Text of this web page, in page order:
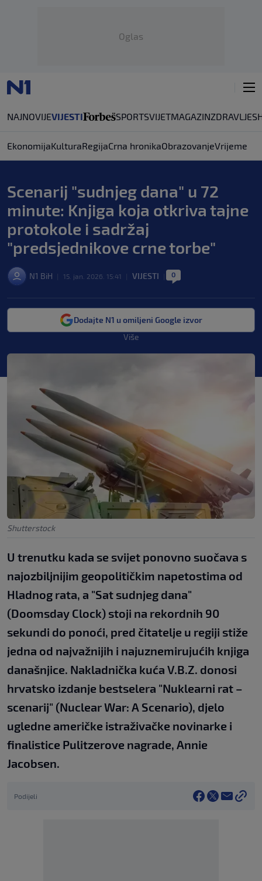
Oglas
NAJNOVIJEVIJESTI SPORTSVIJETMAGAZINZDRAVLJE
EkonomijaKulturaRegijaCrna hronikaObrazovanjeVrijeme
Scenarij "sudnjeg dana" u 72
minute: Knjiga koja otkriva tajne
protokole i sadržaj
"predsjednikove crne torbe"
N1 BiH 15. jan. 2026. 15:41 VIJESTI 0
Dodajte N1 u omiljeni Google izvor
Više
Shutterstock
U trenutku kada se svijet ponovno suočava s
najozbiljnijim geopolitičkim napetostima od
Hladnog rata, a "Sat sudnjeg dana"
(Doomsday Clock) stoji na rekordnih 90
sekundi do ponoći, pred čitatelje u regiji stiže
jedna od najvažnijih i najuznemirujućih knjiga
današnjice. Nakladnička kuća V.B.Z. donosi
hrvatsko izdanje bestselera "Nuklearni rat –
scenarij" (Nuclear War: A Scenario), djelo
ugledne američke istraživačke novinarke i
finalistice Pulitzerove nagrade, Annie
Jacobsen.
Podijeli